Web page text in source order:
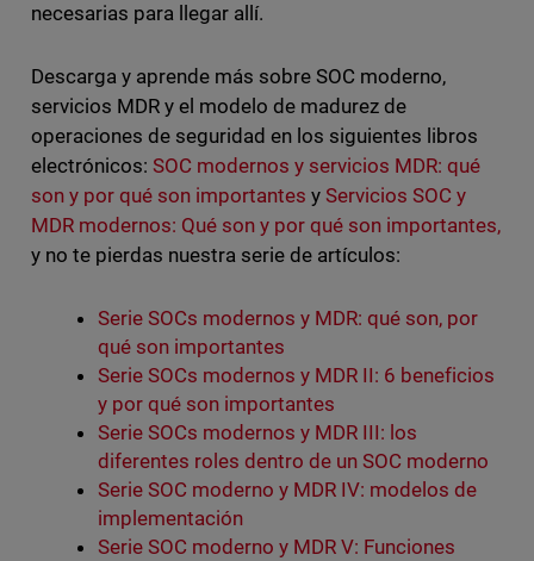
necesarias para llegar allí.
Descarga y aprende más sobre SOC moderno,
servicios MDR y el modelo de madurez de
operaciones de seguridad en los siguientes libros
electrónicos: SOC modernos y servicios MDR: qué
son y por qué son importantes yServicios SOC y
MDR modernos: Qué son y por qué son importantes,
y no te pierdas nuestra serie de artículos:
Serie SOCs modernos y MDR: qué son, por
qué son importantes
Serie SOCs modernos y MDR II: 6 beneficios
y por qué son importantes
Serie SOCs modernos y MDR III: los
diferentes roles dentro de un SOC moderno
Serie SOC moderno y MDR IV: modelos de
implementación
Serie SOC moderno y MDR V: Funciones